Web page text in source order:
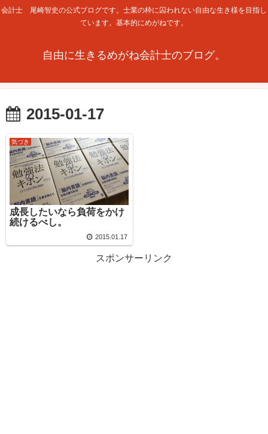
会計士 尾崎智史の公式ブログです。士業の枠に囚われない自由な生き様を目指し
ています。基本的にめがねです。
自由に生きるめがね会計士のブログ。
2015-01-17
気づき
成長したいなら負荷をかけ
続けるべし。
2015.01.17
スポンサーリンク